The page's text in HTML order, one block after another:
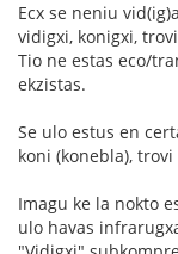
Ecx se neniu
vidigxi, konigxi,
Tio ne estas eco/
ekzistas.
Se ulo estus en
koni (konebla),
Imagu ke la nokto
ulo havas